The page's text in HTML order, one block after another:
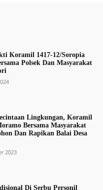
Koramil 1417-12/Soropia
Polsek Dan Masyarakat
Lingkungan, Koramil
Bersama Masyarakat
Dan Rapikan Balai Desa
2023
Di Serbu Personil